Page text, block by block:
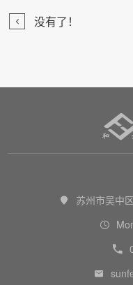
 没有了！
 苏州市吴中


